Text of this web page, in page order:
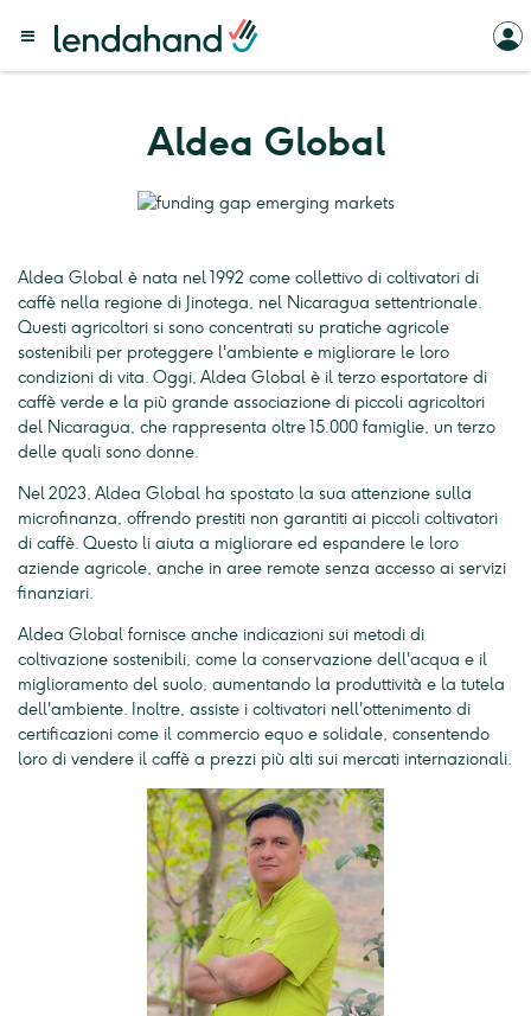
Aldea Global
Aldea Global è nata nel 1992 come collettivo di coltivatori di
caffè nella regione di Jinotega, nel Nicaragua settentrionale.
Questi agricoltori si sono concentrati su pratiche agricole
sostenibili per proteggere l'ambiente e migliorare le loro
condizioni di vita. Oggi, Aldea Global è il terzo esportatore di
caffè verde e la più grande associazione di piccoli agricoltori
del Nicaragua, che rappresenta oltre 15.000 famiglie, un terzo
delle quali sono donne.
Nel 2023, Aldea Global ha spostato la sua attenzione sulla
microfinanza, offrendo prestiti non garantiti ai piccoli coltivatori
di caffè. Questo li aiuta a migliorare ed espandere le loro
aziende agricole, anche in aree remote senza accesso ai servizi
finanziari.
Aldea Global fornisce anche indicazioni sui metodi di
coltivazione sostenibili, come la conservazione dell'acqua e il
miglioramento del suolo, aumentando la produttività e la tutela
dell'ambiente. Inoltre, assiste i coltivatori nell'ottenimento di
certificazioni come il commercio equo e solidale, consentendo
loro di vendere il caffè a prezzi più alti sui mercati internazionali.